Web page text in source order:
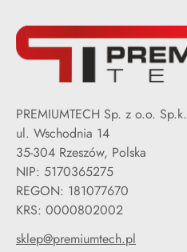
PREMIUMTECH Sp. z o.o. Sp.k.
ul. Wschodnia 14
35-304 Rzeszów, Polska
NIP: 5170365275
REGON: 181077670
KRS: 0000802002
sklep@premiumtech.pl